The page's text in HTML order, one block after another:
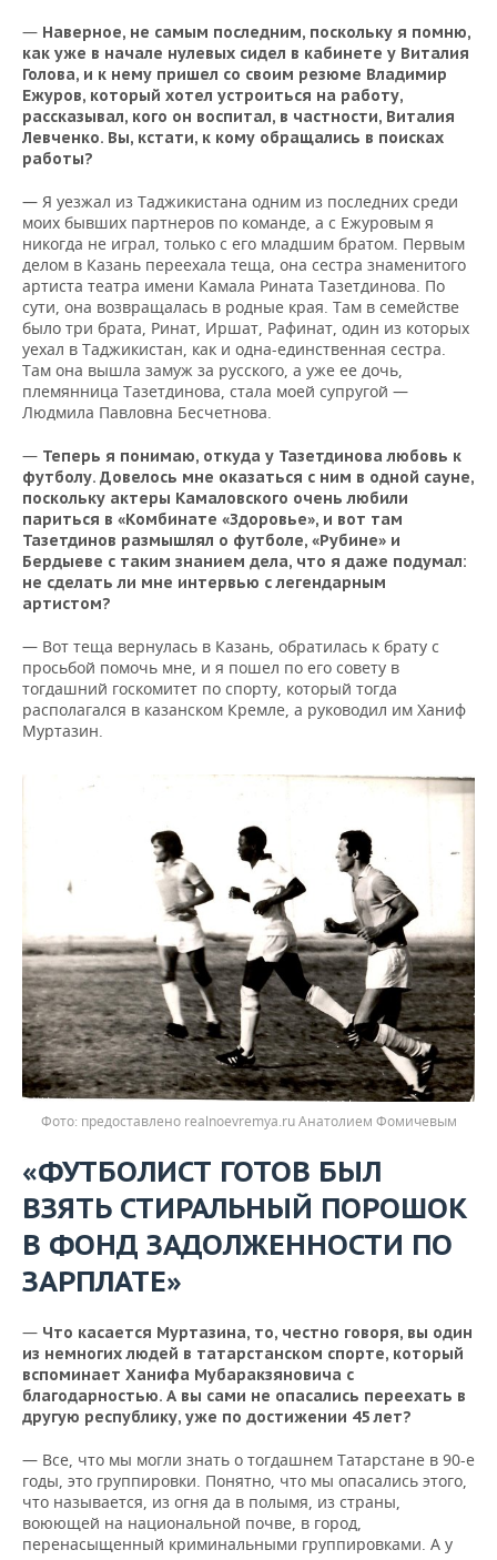
— Наверное, не самым последним, поскольку я помню,
как уже в начале нулевых сидел в кабинете у Виталия
Голова, и к нему пришел со своим резюме Владимир
Ежуров, который хотел устроиться на работу,
рассказывал, кого он воспитал, в частности, Виталия
Левченко. Вы, кстати, к кому обращались в поисках
работы?
— Я уезжал из Таджикистана одним из последних среди
моих бывших партнеров по команде, а с Ежуровым я
никогда не играл, только с его младшим братом. Первым
делом в Казань переехала теща, она сестра знаменитого
артиста театра имени Камала Рината Тазетдинова. По
сути, она возвращалась в родные края. Там в семействе
было три брата, Ринат, Иршат, Рафинат, один из которых
уехал в Таджикистан, как и одна-единственная сестра.
Там она вышла замуж за русского, а уже ее дочь,
племянница Тазетдинова, стала моей супругой —
Людмила Павловна Бесчетнова.
— Теперь я понимаю, откуда у Тазетдинова любовь к
футболу. Довелось мне оказаться с ним в одной сауне,
поскольку актеры Камаловского очень любили
париться в «Комбинате «Здоровье», и вот там
Тазетдинов размышлял о футболе, «Рубине» и
Бердыеве с таким знанием дела, что я даже подумал:
не сделать ли мне интервью с легендарным
артистом?
— Вот теща вернулась в Казань, обратилась к брату с
просьбой помочь мне, и я пошел по его совету в
тогдашний госкомитет по спорту, который тогда
располагался в казанском Кремле, а руководил им Ханиф
Муртазин.
предоставлено realnoevremya.ru Анатолием Фомичевым
«ФУТБОЛИСТ ГОТОВ БЫЛ
ВЗЯТЬ СТИРАЛЬНЫЙ ПОРОШОК
В ФОНД ЗАДОЛЖЕННОСТИ ПО
ЗАРПЛАТЕ»
— Что касается Муртазина, то, честно говоря, вы один
из немногих людей в татарстанском спорте, который
вспоминает Ханифа Мубаракзяновича с
благодарностью. А вы сами не опасались переехать в
другую республику, уже по достижении 45 лет?
— Все, что мы могли знать о тогдашнем Татарстане в 90-е
годы, это группировки. Понятно, что мы опасались этого,
что называется, из огня да в полымя, из страны,
воюющей на национальной почве, в город,
перенасыщенный криминальными группировками. А у